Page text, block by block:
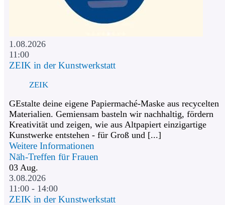
1.08.2026
11:00
ZEIK in der Kunstwerkstatt
ZEIK
GEstalte deine eigene Papiermaché-Maske aus recycelten
Materialien. Gemiensam basteln wir nachhaltig, fördern
Kreativität und zeigen, wie aus Altpapiert einzigartige
Kunstwerke entstehen - für Groß und [...]
Weitere Informationen
Näh-Treffen für Frauen
03 Aug.
3.08.2026
11:00 - 14:00
ZEIK in der Kunstwerkstatt